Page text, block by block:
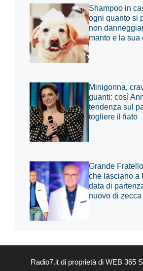
Shampoo in
ogni quanto si
non
manto e la sua
Minigonna,
guanti: così
tendenza sul
togliere il fiato
Grande
che lasciano a
data di
nuovo di zecca
Radio7.it di proprietà di WEB 365